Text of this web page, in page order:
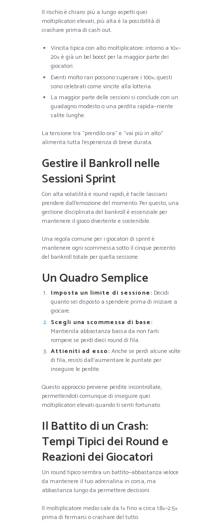
Il rischio è chiaro: più a lungo aspetti quei
moltiplicatori elevati, più alta è la possibilità di
crashare prima di cash out.
Vincita tipica con alto moltiplicatore: intorno a 10×–
20× è già un bel boost per la maggior parte dei
giocatori.
Eventi molto rari possono superare i 100×; questi
sono celebrati come vincite alla lotteria.
La maggior parte delle sessioni si conclude con un
guadagno modesto o una perdita rapida—niente
salite lunghe.
La tensione tra “prendilo ora” e “vai più in alto”
alimenta tutta l’esperienza di breve durata.
Gestire il Bankroll nelle
Sessioni Sprint
Con alta volatilità e round rapidi, è facile lasciarsi
prendere dall’emozione del momento. Per questo, una
gestione disciplinata del bankroll è essenziale per
mantenere il gioco divertente e sostenibile.
Una regola comune per i giocatori di sprint è
mantenere ogni scommessa sotto il cinque percento
del bankroll totale per quella sessione.
Un Quadro Semplice
Imposta un limite di sessione: Decidi
quanto sei disposto a spendere prima di iniziare a
giocare.
Scegli una scommessa di base:
Mantienila abbastanza bassa da non farti
rompere se perdi dieci round di fila.
Attieniti ad esso: Anche se perdi alcune volte
di fila, resisti dall’aumentare le puntate per
inseguire le perdite.
Questo approccio previene perdite incontrollate,
permettendoti comunque di inseguire quei
moltiplicatori elevati quando ti senti fortunato.
Il Battito di un Crash:
Tempi Tipici dei Round e
Reazioni dei Giocatori
Un round tipico sembra un battito—abbastanza veloce
da mantenere il tuo adrenalina in corsa, ma
abbastanza lungo da permettere decisioni.
Il moltiplicatore medio sale da 1× fino a circa 1.8×–2.5×
prima di fermarsi o crashare del tutto.